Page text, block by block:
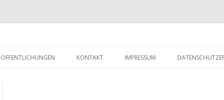
Inhalt
KONTAKT IMPRESSUM